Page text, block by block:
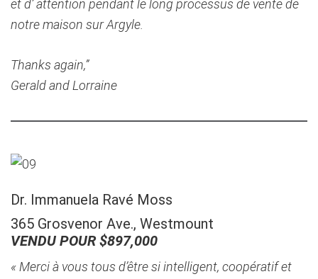
et d’ attention pendant le long processus de vente de
notre maison sur Argyle.
Thanks again,”
Gerald and Lorraine
Dr. Immanuela Ravé Moss
365 Grosvenor Ave., Westmount
VENDU POUR $897,000
« Merci à vous tous d’être si intelligent, coopératif et